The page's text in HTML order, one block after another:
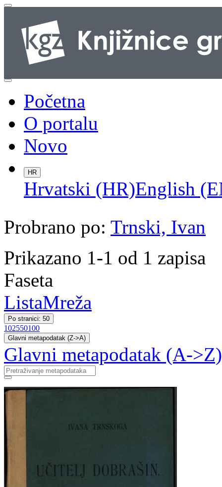
Početna
O portalu
Novo
HR
Hrvatski (HR)English
Probrano po: Trnski, Ivan
Prikazano 1-1 od 1 zapisa
Faseta
ListaMreža
Po stranici: 50
102550100
Glavni metapodatak (Z->A)
Glavni metapodatak (A->Z)